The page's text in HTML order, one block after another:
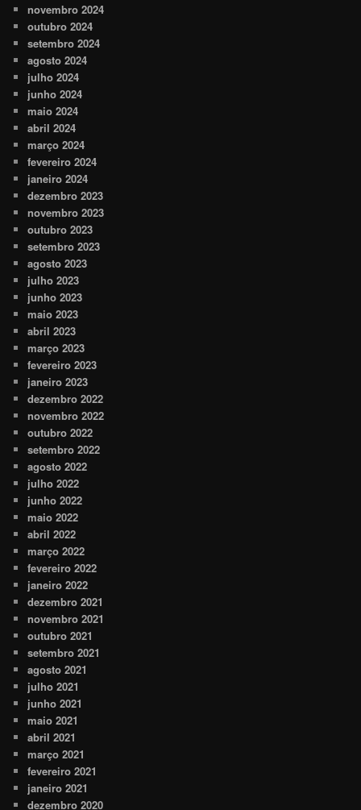
novembro 2024
outubro 2024
setembro 2024
agosto 2024
julho 2024
junho 2024
maio 2024
abril 2024
março 2024
fevereiro 2024
janeiro 2024
dezembro 2023
novembro 2023
outubro 2023
setembro 2023
agosto 2023
julho 2023
junho 2023
maio 2023
abril 2023
março 2023
fevereiro 2023
janeiro 2023
dezembro 2022
novembro 2022
outubro 2022
setembro 2022
agosto 2022
julho 2022
junho 2022
maio 2022
abril 2022
março 2022
fevereiro 2022
janeiro 2022
dezembro 2021
novembro 2021
outubro 2021
setembro 2021
agosto 2021
julho 2021
junho 2021
maio 2021
abril 2021
março 2021
fevereiro 2021
janeiro 2021
dezembro 2020